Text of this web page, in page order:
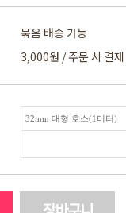
묶음 배송 가능
3,000원 / 주문 시 결제
32mm 대형 호스(1미터)